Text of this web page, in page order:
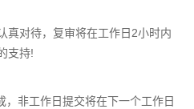
真对待，复审将在工作日2小时内
支持!
，非工作日提交将在下一个工作日